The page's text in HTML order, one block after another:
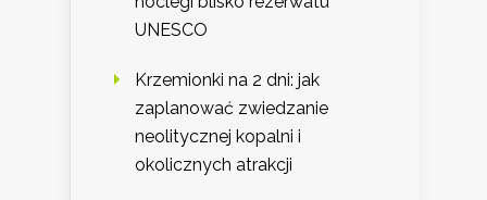
UNESCO
Krzemionki na 2 dni: jak
zaplanować zwiedzanie
neolitycznej kopalni i
okolicznych atrakcji